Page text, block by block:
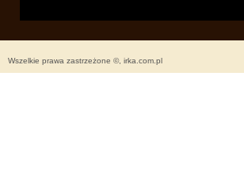
Wszelkie prawa zastrzeżone ©, irka.com.pl